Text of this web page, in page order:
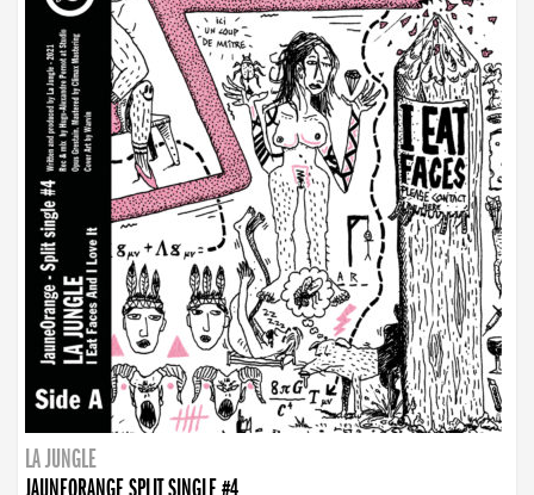
LA JUNGLE